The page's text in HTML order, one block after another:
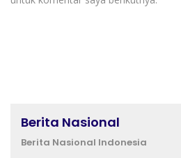
Berita Nasional
Berita Nasional Indonesia